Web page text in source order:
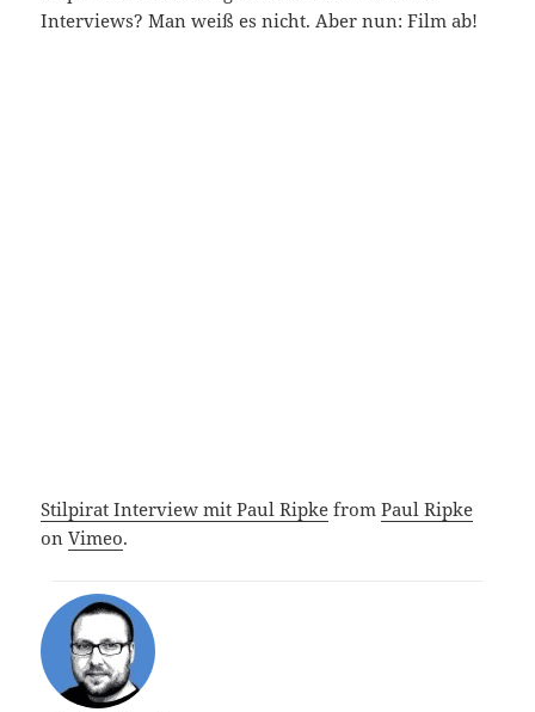
Interviews? Man weiß es nicht. Aber nun: Film ab!
Stilpirat Interview mit Paul Ripke fromPaul Ripke
onVimeo.